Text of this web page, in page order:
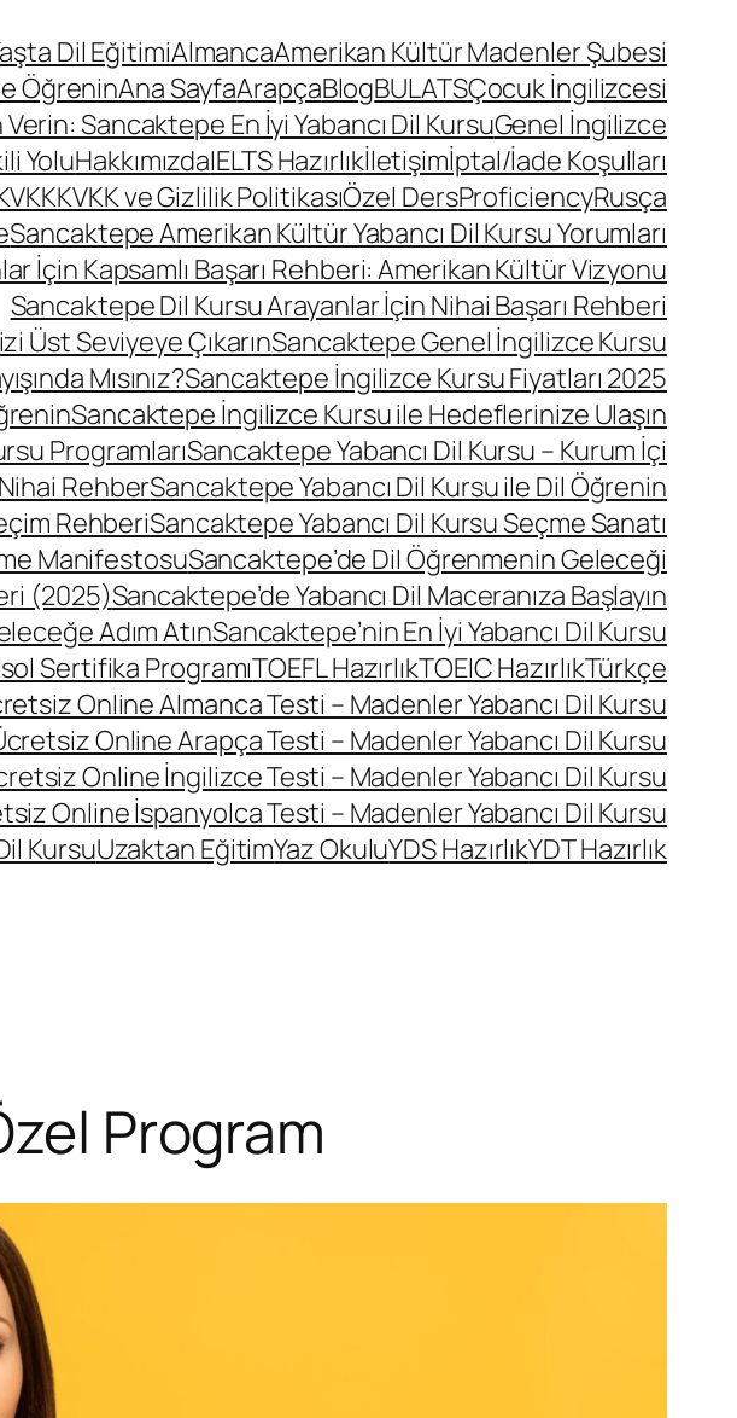
Dil EğitimiAlmancaAmerikan Kültür Madenler Şubesi
ÖğreninAna SayfaArapçaBlogBULATSÇocuk İngilizcesi
Sancaktepe En İyi Yabancı Dil KursuGenel İngilizce
YoluHakkımızdaIELTS Hazırlıkİletişimİptal/İade Koşulları
KVKK ve Gizlilik PolitikasıÖzel DersProficiencyRusça
Sancaktepe Amerikan Kültür Yabancı Dil Kursu Yorumları
İçin Kapsamlı Başarı Rehberi: Amerikan Kültür Vizyonu
Sancaktepe Dil Kursu Arayanlar İçin Nihai Başarı Rehberi
Üst Seviyeye ÇıkarınSancaktepe Genel İngilizce Kursu
Mısınız?Sancaktepe İngilizce Kursu Fiyatları 2025
Sancaktepe İngilizce Kursu ile Hedeflerinize Ulaşın
ProgramlarıSancaktepe Yabancı Dil Kursu – Kurum İçi
RehberSancaktepe Yabancı Dil Kursu ile Dil Öğrenin
RehberiSancaktepe Yabancı Dil Kursu Seçme Sanatı
ManifestosuSancaktepe’de Dil Öğrenmenin Geleceği
(2025)Sancaktepe’de Yabancı Dil Maceranıza Başlayın
Adım AtınSancaktepe’nin En İyi Yabancı Dil Kursu
Sertifika ProgramıTOEFL HazırlıkTOEIC HazırlıkTürkçe
Online Almanca Testi – Madenler Yabancı Dil Kursu
Online Arapça Testi – Madenler Yabancı Dil Kursu
Online İngilizce Testi – Madenler Yabancı Dil Kursu
Online İspanyolca Testi – Madenler Yabancı Dil Kursu
KursuUzaktan EğitimYaz OkuluYDS HazırlıkYDT Hazırlık
Program